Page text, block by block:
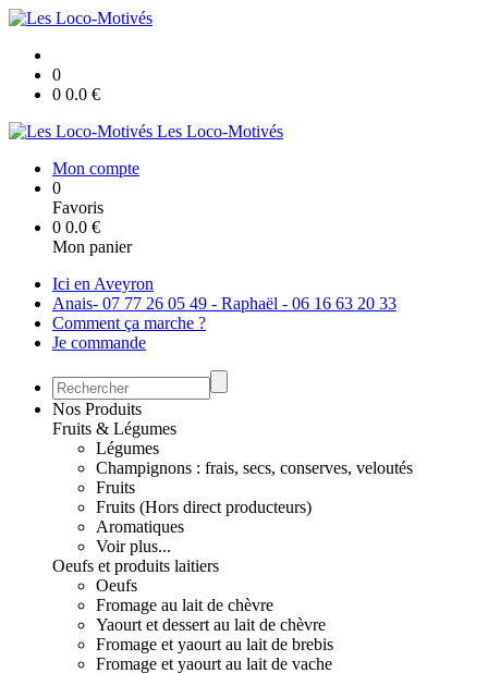
0
0 0.0 €
Les Loco-Motivés
Mon compte
0
Favoris
0 0.0 €
Mon panier
Ici en Aveyron
Anais- 07 77 26 05 49 - Raphaël - 06 16 63 20 33
Comment ça marche ?
Je commande
Nos Produits
Fruits & Légumes
Légumes
Champignons : frais, secs, conserves, veloutés
Fruits
Fruits (Hors direct producteurs)
Aromatiques
Voir plus...
Oeufs et produits laitiers
Oeufs
Fromage au lait de chèvre
Yaourt et dessert au lait de chèvre
Fromage et yaourt au lait de brebis
Fromage et yaourt au lait de vache